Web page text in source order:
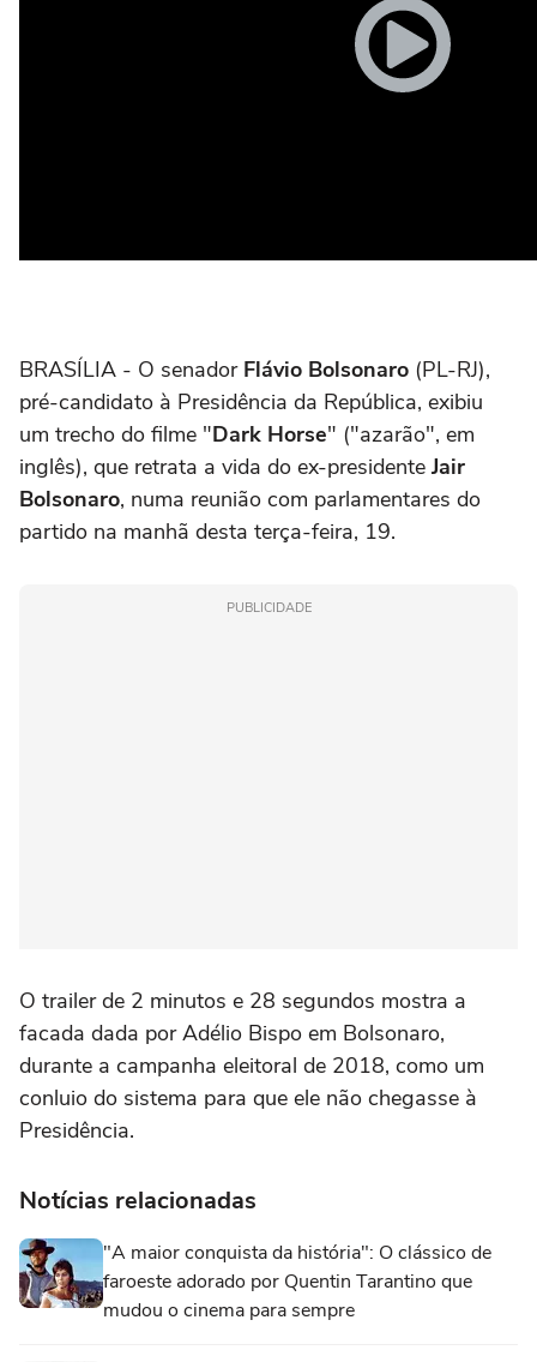
BRASÍLIA - O senador Flávio Bolsonaro (PL-RJ),
pré-candidato à Presidência da República, exibiu
um trecho do filme "Dark Horse" ("azarão", em
inglês), que retrata a vida do ex-presidente Jair
Bolsonaro, numa reunião com parlamentares do
partido na manhã desta terça-feira, 19.
PUBLICIDADE
O trailer de 2 minutos e 28 segundos mostra a
facada dada por Adélio Bispo em Bolsonaro,
durante a campanha eleitoral de 2018, como um
conluio do sistema para que ele não chegasse à
Presidência.
Notícias relacionadas
"A maior conquista da história": O clássico de
faroeste adorado por Quentin Tarantino que
mudou o cinema para sempre